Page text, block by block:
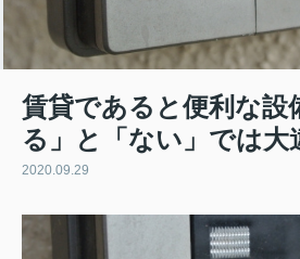
賃貸であると便利な設
る」と「ない」では大
2020.09.29